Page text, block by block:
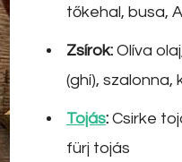
tőkehal, busa,
Zsírok: Olíva
(ghí), szalonna,
Tojás: Csirke
fürj tojás